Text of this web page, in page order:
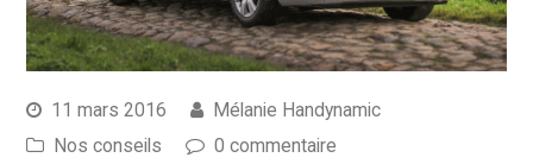
11 mars 2016
Mélanie Handynamic
Nos conseils
0 commentaire